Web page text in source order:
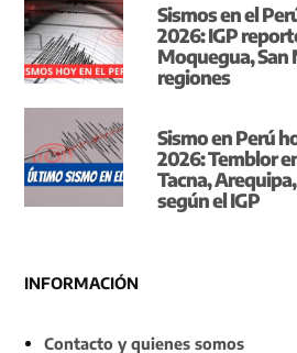
Sismos en el
2026: IGP
Moquegua, San
regiones
Sismo en Perú
2026: Temblor
Tacna,
según el IGP
INFORMACIÓN
Contacto y quienes somos